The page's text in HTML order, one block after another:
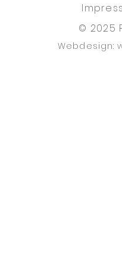
© 2025
Webdesign: